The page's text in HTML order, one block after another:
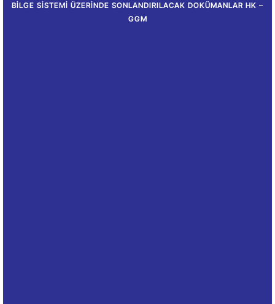
BİLGE SISTEMI ÜZERINDE SONLANDIRILACAK DOKÜMANLAR HK –
GGM